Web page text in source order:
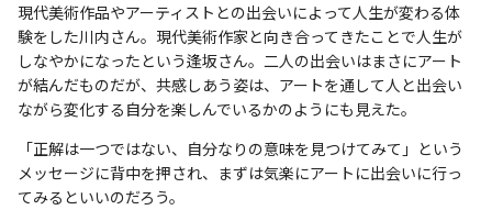
現代美術作品やアーティストとの出会いによって人生が変わる体
験をした川内さん。現代美術作家と向き合ってきたことで人生が
しなやかになったという逢坂さん。二人の出会いはまさにアート
が結んだものだが、共感しあう姿は、アートを通して人と出会い
ながら変化する自分を楽しんでいるかのようにも見えた。
「正解は一つではない、自分なりの意味を見つけてみて」という
メッセージに背中を押され、まずは気楽にアートに出会いに行っ
てみるといいのだろう。